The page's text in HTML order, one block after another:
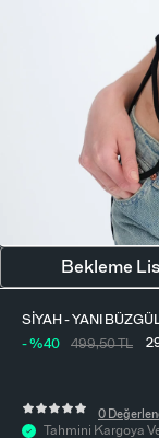
SIYAH - YANI
499,50TL
- %40
0
Tahmini Kargoya
Bekleme
GÖMLEK
BÜSTIYER
FULAR-SAÇ
VÜCUT